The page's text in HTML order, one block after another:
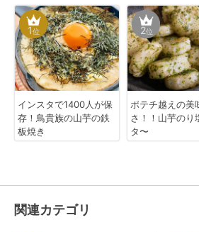
1位
インスタで1400人が保
存！鳥貴族の山芋の鉄
板焼き
2位
ポテチ越えの美
さ！！山芋のり
タ〜
関連カテゴリ